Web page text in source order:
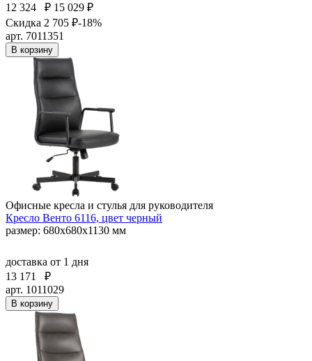
12 324
₽ 15 029 ₽
Скидка 2 705 ₽-18%
арт. 7011351
В корзину
Офисные кресла и стулья для руководителя
Кресло Венто 6116, цвет черный
размер: 680х680х1130 мм
доставка от 1 дня
13 171
₽
арт. 1011029
В корзину